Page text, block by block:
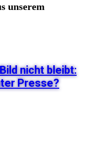
unserem
nicht bleibt:
Presse?